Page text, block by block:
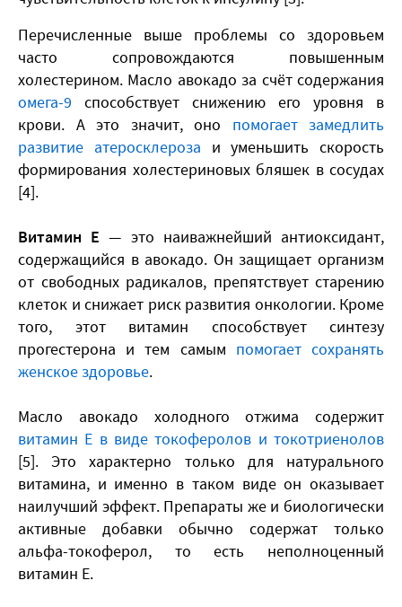
Перечисленные выше проблемы со здоровьем
часто сопровождаются повышенным
холестерином. Масло авокадо за счёт содержания
омега-9 способствует снижению его уровня в
крови. А это значит, оно помогает замедлить
развитие атеросклероза и уменьшить скорость
формирования холестериновых бляшек в сосудах
[4].
Витамин Е — это наиважнейший антиоксидант,
содержащийся в авокадо. Он защищает организм
от свободных радикалов, препятствует старению
клеток и снижает риск развития онкологии. Кроме
того, этот витамин способствует синтезу
прогестерона и тем самым помогает сохранять
женское здоровье.
Масло авокадо холодного отжима содержит
витамин Е в виде токоферолов и токотриенолов
[5]. Это характерно только для натурального
витамина, и именно в таком виде он оказывает
наилучший эффект. Препараты же и биологически
активные добавки обычно содержат только
альфа-токоферол, то есть неполноценный
витамин Е.